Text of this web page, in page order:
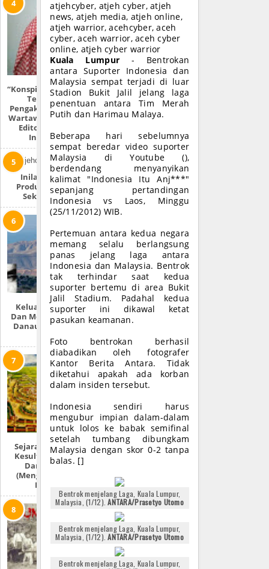
“Konspirasi Metro TV
Terkuak” |
Pengakuan Mantan
Wartawan & Penulis
Editorial Media
Indonesia
Inilah Produk-
Produk Zionis Di
Sekitar Anda
Keluarnya Dajjal
Dan Mengeringnya
Danau Tiberias Di
Sejarah Lengkap:
Kesultanan Aceh
Darussalam
(Mengulas Lebih
Detail)
atjehcyber, atjeh cyber, atjeh
news, atjeh media, atjeh online,
atjeh warrior, acehcyber, aceh
cyber, aceh warrior, aceh cyber
online, atjeh cyber warrior
Kuala Lumpur - Bentrokan
antara Suporter Indonesia dan
Malaysia sempat terjadi di luar
Stadion Bukit Jalil jelang laga
penentuan antara Tim Merah
Putih dan Harimau Malaya.
Beberapa hari sebelumnya
sempat beredar video suporter
Malaysia di Youtube (),
berdendang menyanyikan
kalimat "Indonesia Itu Anj***"
sepanjang pertandingan
Indonesia vs Laos, Minggu
(25/11/2012) WIB.
Pertemuan antara kedua negara
memang selalu berlangsung
panas jelang laga antara
Indonesia dan Malaysia. Bentrok
tak terhindar saat kedua
suporter bertemu di area Bukit
Jalil Stadium. Padahal kedua
suporter ini dikawal ketat
pasukan keamanan.
Foto bentrokan berhasil
diabadikan oleh fotografer
Kantor Berita Antara. Tidak
diketahui apakah ada korban
dalam insiden tersebut.
Indonesia sendiri harus
mengubur impian dalam-dalam
untuk lolos ke babak semifinal
setelah tumbang dibungkam
Malaysia dengan skor 0-2 tanpa
balas. []
Bentrok menjelang Laga, Kuala Lumpur,
Malaysia, (1/12).ANTARA/Prasetyo Utomo
Bentrok menjelang Laga, Kuala Lumpur,
Malaysia, (1/12).ANTARA/Prasetyo Utomo
Bentrok menjelang Laga, Kuala Lumpur,